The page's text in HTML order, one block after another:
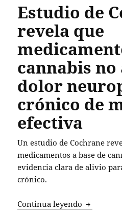
Estudio de
revela que
cannabis
dolor
crónico de
efectiva
Un estudio de Cochrane
medicamentos a base de
evidencia clara de alivio
crónico.
Continua leyendo Estudio